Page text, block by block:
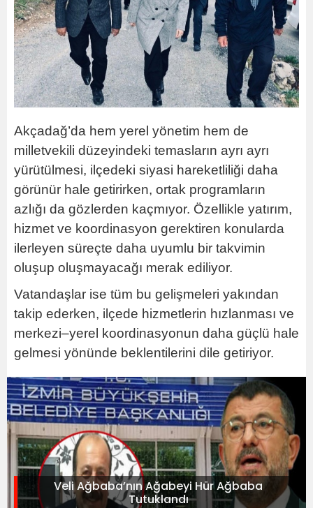
Akçadağ’da hem yerel yönetim hem de
milletvekili düzeyindeki temasların ayrı ayrı
yürütülmesi, ilçedeki siyasi hareketliliği daha
görünür hale getirirken, ortak programların
azlığı da gözlerden kaçmıyor. Özellikle yatırım,
hizmet ve koordinasyon gerektiren konularda
ilerleyen süreçte daha uyumlu bir takvimin
oluşup oluşmayacağı merak ediliyor.
Vatandaşlar ise tüm bu gelişmeleri yakından
takip ederken, ilçede hizmetlerin hızlanması ve
merkezi–yerel koordinasyonun daha güçlü hale
gelmesi yönünde beklentilerini dile getiriyor.
Veli Ağbaba’nın Ağabeyi Hür Ağbaba
Tutuklandı